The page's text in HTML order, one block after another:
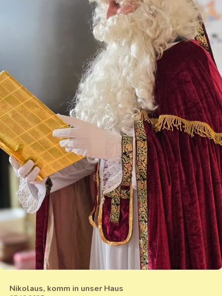
Nikolaus, komm in unser Haus